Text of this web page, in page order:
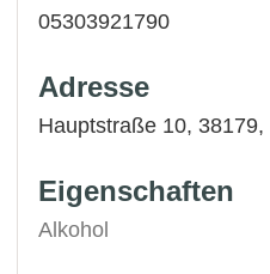
05303921790
Adresse
Hauptstraße 10, 38179,
Eigenschaften
Alkohol